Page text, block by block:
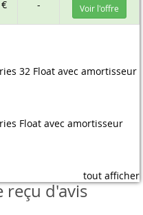
- Voir l'offre
32 Float avec amortisseur
Float avec amortisseur
tout afficher
reçu d'avis